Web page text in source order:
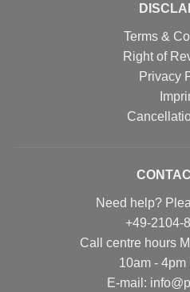
Terms &
Right of
Privacy
Need help?
+49-2104-
Call centre hours
10am - 4pm
Е-mail: